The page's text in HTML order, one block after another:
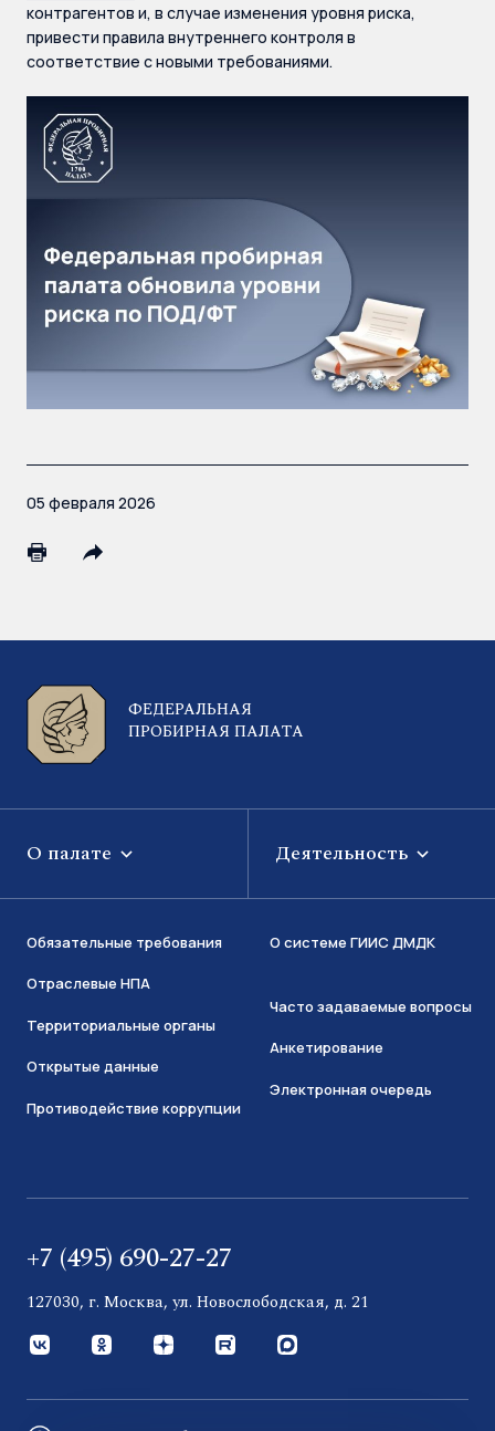
контрагентов и, в случае изменения уровня риска,
привести правила внутреннего контроля в
соответствие с новыми требованиями.
05 февраля 2026
ФЕДЕРАЛЬНАЯ
ПРОБИРНАЯ ПАЛАТА
О палате Деятельность
Обязательные требования
Отраслевые НПА
Территориальные органы
Открытые данные
Противодействие коррупции
О системе ГИИС ДМДК
Часто задаваемые вопросы
Анкетирование
Электронная очередь
+7 (495) 690-27-27
127030, г. Москва, ул. Новослободская, д. 21